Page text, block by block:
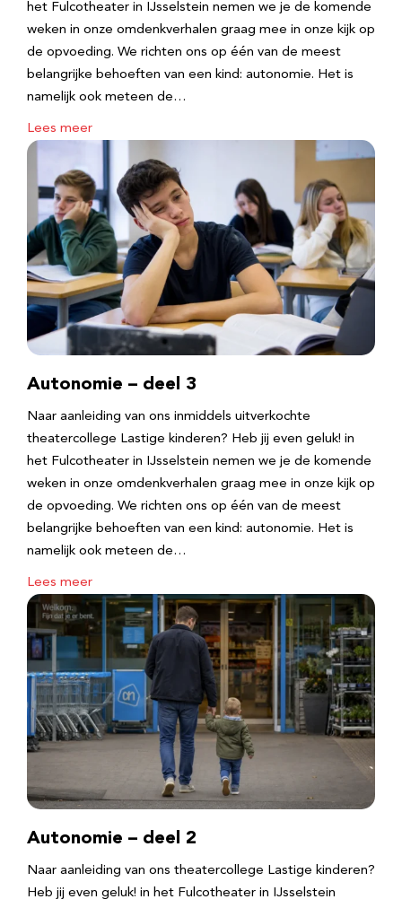
het Fulcotheater in IJsselstein nemen we je de komende
weken in onze omdenkverhalen graag mee in onze kijk op
de opvoeding. We richten ons op één van de meest
belangrijke behoeften van een kind: autonomie. Het is
namelijk ook meteen de…
Lees meer
Autonomie – deel 3
Naar aanleiding van ons inmiddels uitverkochte
theatercollege Lastige kinderen? Heb jij even geluk! in
het Fulcotheater in IJsselstein nemen we je de komende
weken in onze omdenkverhalen graag mee in onze kijk op
de opvoeding. We richten ons op één van de meest
belangrijke behoeften van een kind: autonomie. Het is
namelijk ook meteen de…
Lees meer
Autonomie – deel 2
Naar aanleiding van ons theatercollege Lastige kinderen?
Heb jij even geluk! in het Fulcotheater in IJsselstein